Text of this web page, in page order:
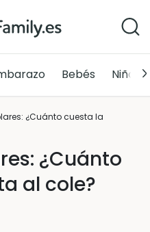
Bebés Niños
¿Cuánto cuesta la
¿Cuánto
al cole?